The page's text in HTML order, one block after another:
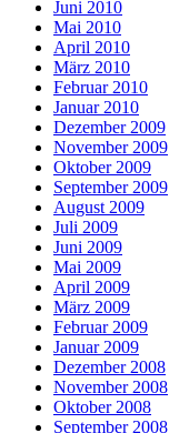
Juni 2010
Mai 2010
April 2010
März 2010
Februar 2010
Januar 2010
Dezember 2009
November 2009
Oktober 2009
September 2009
August 2009
Juli 2009
Juni 2009
Mai 2009
April 2009
März 2009
Februar 2009
Januar 2009
Dezember 2008
November 2008
Oktober 2008
September 2008